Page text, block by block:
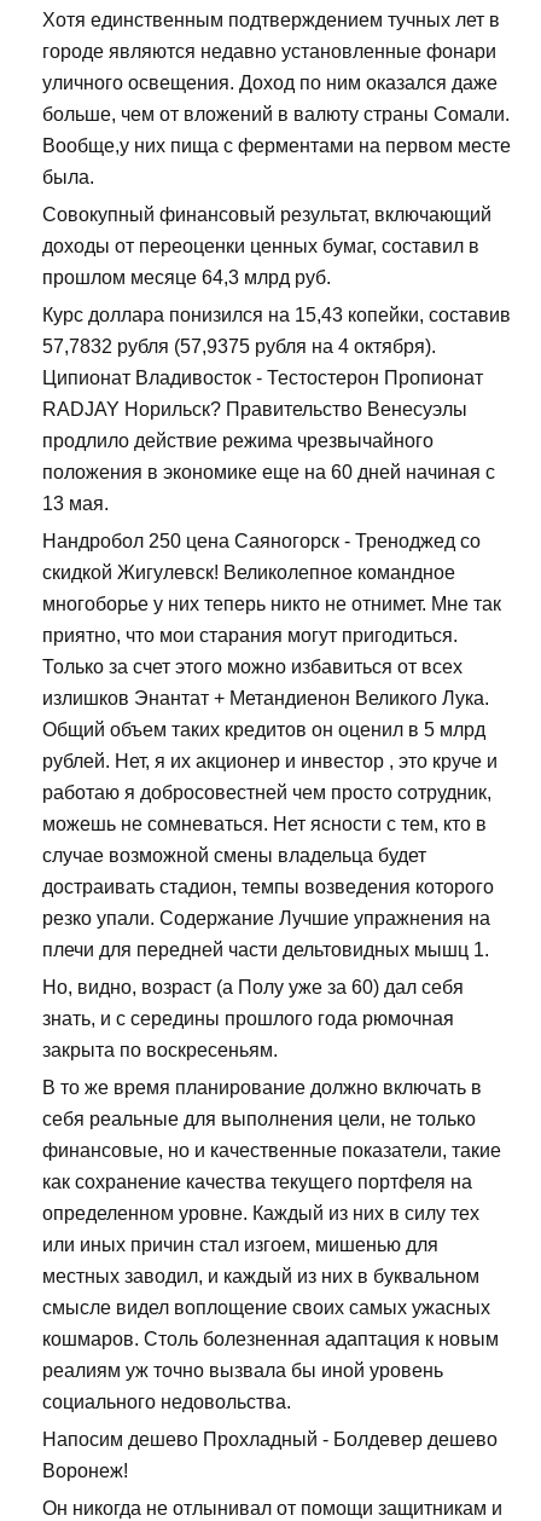
Хотя единственным подтверждением тучных лет в
городе являются недавно установленные фонари
уличного освещения. Доход по ним оказался даже
больше, чем от вложений в валюту страны Сомали.
Вообще,у них пища с ферментами на первом месте
была.
Совокупный финансовый результат, включающий
доходы от переоценки ценных бумаг, составил в
прошлом месяце 64,3 млрд руб.
Курс доллара понизился на 15,43 копейки, составив
57,7832 рубля (57,9375 рубля на 4 октября).
Ципионат Владивосток - Тестостерон Пропионат
RADJAY Норильск? Правительство Венесуэлы
продлило действие режима чрезвычайного
положения в экономике еще на 60 дней начиная с
13 мая.
Нандробол 250 цена Саяногорск - Треноджед со
скидкой Жигулевск! Великолепное командное
многоборье у них теперь никто не отнимет. Мне так
приятно, что мои старания могут пригодиться.
Только за счет этого можно избавиться от всех
излишков Энантат + Метандиенон Великого Лука.
Общий объем таких кредитов он оценил в 5 млрд
рублей. Нет, я их акционер и инвестор , это круче и
работаю я добросовестней чем просто сотрудник,
можешь не сомневаться. Нет ясности с тем, кто в
случае возможной смены владельца будет
достраивать стадион, темпы возведения которого
резко упали. Содержание Лучшие упражнения на
плечи для передней части дельтовидных мышц 1.
Но, видно, возраст (а Полу уже за 60) дал себя
знать, и с середины прошлого года рюмочная
закрыта по воскресеньям.
В то же время планирование должно включать в
себя реальные для выполнения цели, не только
финансовые, но и качественные показатели, такие
как сохранение качества текущего портфеля на
определенном уровне. Каждый из них в силу тех
или иных причин стал изгоем, мишенью для
местных заводил, и каждый из них в буквальном
смысле видел воплощение своих самых ужасных
кошмаров. Столь болезненная адаптация к новым
реалиям уж точно вызвала бы иной уровень
социального недовольства.
Напосим дешево Прохладный - Болдевер дешево
Воронеж!
Он никогда не отлынивал от помощи защитникам и